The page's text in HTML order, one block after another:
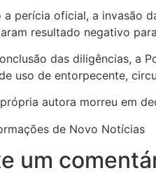
a perícia oficial, a invasão
resultado negativo
das diligências, a
uso de entorpecente,
autora morreu em
de Novo Notícias
um